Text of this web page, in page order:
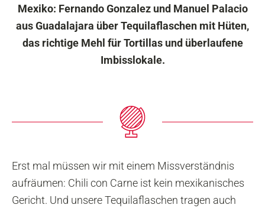
Mexiko: Fernando Gonzalez und Manuel Palacio
aus Guadalajara über Tequilaflaschen mit Hüten,
das richtige Mehl für Tortillas und überlaufene
Imbisslokale.
Erst mal müssen wir mit einem Missverständnis
aufräumen: Chili con Carne ist kein mexikanisches
Gericht. Und unsere Tequilaflaschen tragen auch